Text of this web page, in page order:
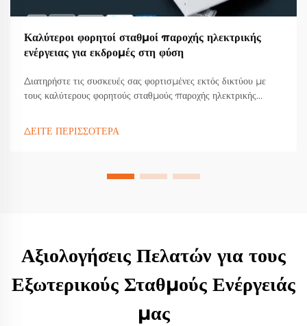
Καλύτεροι φορητοί σταθμοί παροχής ηλεκτρικής
ενέργειας για εκδρομές στη φύση
Διατηρήστε τις συσκευές σας φορτισμένες εκτός δικτύου με
τους καλύτερους φορητούς σταθμούς παροχής ηλεκτρικής
και τα ανθεκτικά μοντέλα που εμπιστεύονται οι λάτρεις της
ΔΕΙΤΕ ΠΕΡΙΣΣΟΤΕΡΑ
Αξιολογήσεις Πελατών για τους
Εξωτερικούς Σταθμούς Ενέργειάς
μας